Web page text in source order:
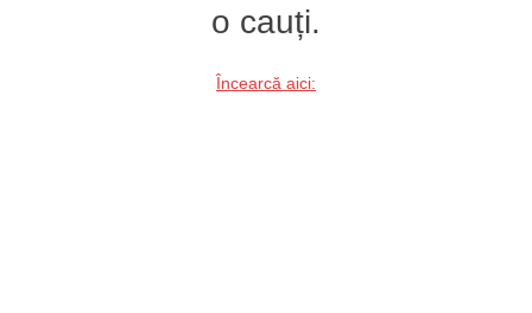
o cauți.
Încearcă aici: